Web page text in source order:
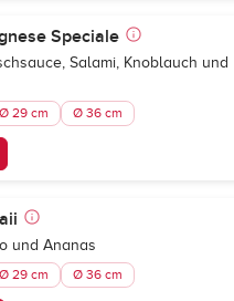
Speciale
Salami, Knoblauch und
Ø 29 cm Ø 36 cm
und Ananas
Ø 29 cm Ø 36 cm